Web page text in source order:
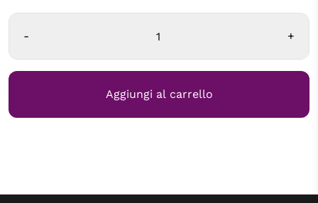
- +
Aggiungi al carrello